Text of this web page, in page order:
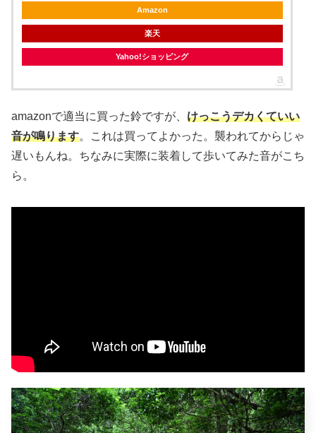
Amazon
楽天
Yahoo!ショッピング
amazonで適当に買った鈴ですが、 けっこうデカくていい
音が鳴ります。これは買ってよかった。襲われてからじゃ
遅いもんね。ちなみに実際に装着して歩いてみた音がこち
ら。